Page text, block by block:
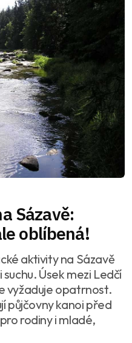
Sázavě:
oblíbená!
aktivity na Sázavě
Úsek mezi Ledčí
vyžaduje opatrnost.
půjčovny kanoi před
rodiny i mladé,